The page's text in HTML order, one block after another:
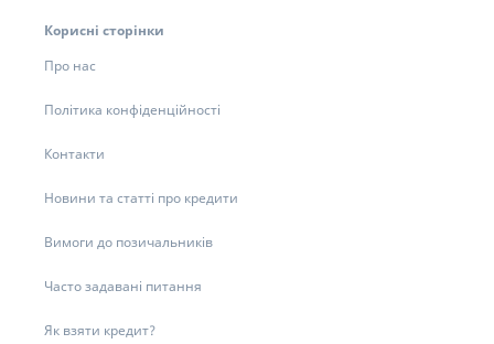
Корисні сторінки
Про нас
Політика конфіденційності
Контакти
Новини та статті про кредити
Вимоги до позичальників
Часто задавані питання
Як взяти кредит?